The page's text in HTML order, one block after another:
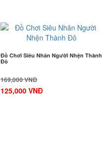
Đồ Chơi Siêu Nhân Người Nhện Thành
Đô
169,000 VNĐ
125,000 VNĐ